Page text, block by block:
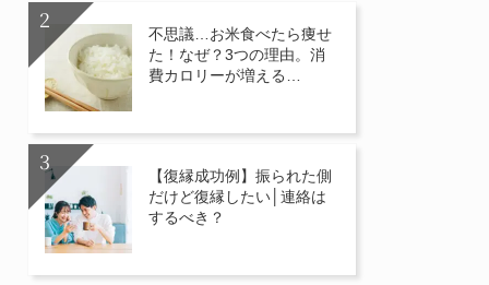
不思議…お米食べたら痩せ
た！なぜ？3つの理由。消
費カロリーが増える…
【復縁成功例】振られた側
だけど復縁したい│連絡は
するべき？